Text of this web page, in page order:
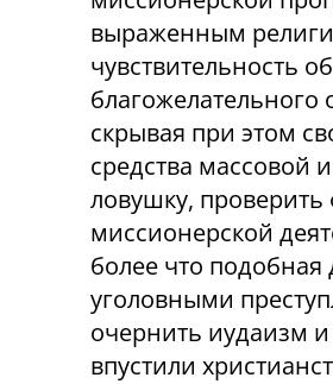
выраженным
чувствительность
скрывая при этом
средства массовой
ловушку, проверить
миссионерской
более что
уголовными
очернить иудаизм и
впустили